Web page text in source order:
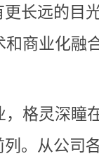
长远的目
商业化融
，格灵深瞳
。从公司